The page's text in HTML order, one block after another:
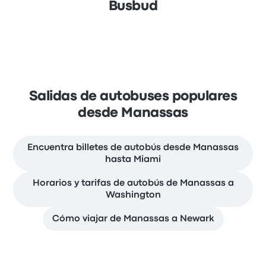
Busbud
Salidas de autobuses populares
desde Manassas
Encuentra billetes de autobús desde Manassas
hasta Miami
Horarios y tarifas de autobús de Manassas a
Washington
Cómo viajar de Manassas a Newark